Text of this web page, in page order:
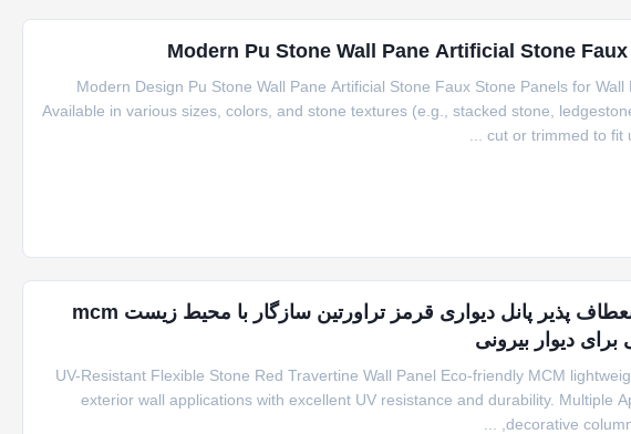
Modern Pu Stone Wall Pane Artificial Stone
Modern Design Pu Stone Wall Pane Artificial Stone Faux Stone Panels for
Available in various sizes, colors, and stone textures (e.g., stacked stone,
cut or trimmed to fit
ضد اشعه ی ماوراء بنفش سنگ انعطاف پذیر پانل دیواری قرمز تراورتین سازگار با محیط زیست mcm
دیوار بیرونی
UV-Resistant Flexible Stone Red Travertine Wall Panel Eco-friendly MCM
exterior wall applications with excellent UV resistance and durability. Multiple
decorative